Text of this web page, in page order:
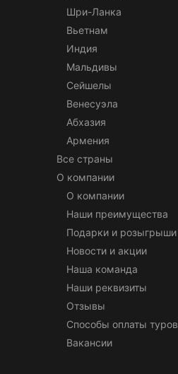
Шри-Ланка
Вьетнам
Индия
Мальдивы
Сейшелы
Венесуэла
Абхазия
Армения
Все страны
О компании
О компании
Наши преимущества
Подарки и розыгрыши
Новости и акции
Наша команда
Наши реквизиты
Отзывы
Способы оплаты туров
Вакансии